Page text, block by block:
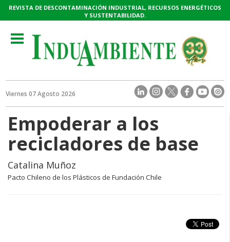
REVISTA DE DESCONTAMINACIÓN INDUSTRIAL, RECURSOS ENERGÉTICOS
Y SUSTENTABILIDAD.
Toggle
navigation
Viernes 07 Agosto 2026
Empoderar a los
recicladores de base
Catalina Muñoz
Pacto Chileno de los Plásticos de Fundación Chile